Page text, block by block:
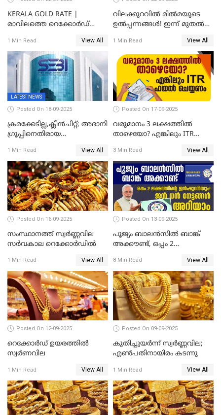
KERALA GOLD RATE |
രാവിലത്തെ റെക്കോർഡ്
തവണ കൂടി; പവൻ വില
83,000 ലേക്ക്
1 Min Read View All
വിലക്കുറവിൽ മിൽമയുടെ
ഉൽപ്പന്നങ്ങൾ! ഇന്ന് മുതൽ
ഉപഭോക്താക്കൾക്ക്
1 Min Read View All
LATEST NEWS
Posted On 18-09-2025
ക്രമക്കേടില്ല,ക്ലീൻചിറ്റ്; അദാനി
​ഗ്രൂപ്പിനെതിരായ
തള്ളി സെബി
1 Min Read View All
Posted On 17-09-2025
വരുമാനം 3 ലക്ഷത്തിൽ
താഴെയോ? എങ്കിലും ITR
3 Min Read View All
Posted On 16-09-2025
സംസ്ഥാനത്ത് സ്വര്‍ണ്ണവില
സർവകാല റെക്കോർഡിൽ
1 Min Read View All
Posted On 13-09-2025
പൂജ്യം ബാലൻസിൽ ബാങ്ക്
അക്കൗണ്ട്, ഒപ്പം 2
ജൻ ധൻ നേട്ടങ്ങൾ അറിയാം
8 Min Read View All
Posted On 12-09-2025
റെക്കോര്‍ഡ് ഉയരത്തിൽ
സ്വര്‍ണവില
1 Min Read View All
Posted On 09-09-2025
കുതിച്ചുയർന്ന് സ്വർണ്ണവില;
എണ്‍പതിനായിരം കടന്നു
1 Min Read View All